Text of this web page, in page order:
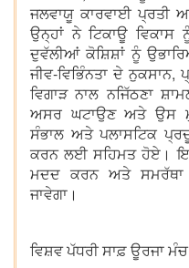
ਜਲਵਾਯੂ ਕਾਰਵਾਈ ਪ੍ਰਤੀ
ਉਨ੍ਹਾਂ ਨੇ ਟਿਕਾਊ
ਦੁਵੱਲੀਆਂ ਕੋਸ਼ਿਸ਼ਾਂ ਨੂੰ
ਜੀਵ-ਵਿਭਿੰਨਤਾ ਦੇ
ਵਿਗਾੜ ਨਾਲ ਨਜਿੱਠਣਾ
ਅਸਰ ਘਟਾਉਣ ਅਤੇ ਉਸ
ਸੰਭਾਲ ਅਤੇ ਪਲਾਸਟਿਕ
ਕਰਨ ਲਈ ਸਹਿਮਤ ਹੋਏ।
ਮਦਦ ਕਰਨ ਅਤੇ ਸਮਰੱਥਾ
ਜਾਵੇਗਾ।
ਵਿਸ਼ਵ ਪੱਧਰੀ ਸਾਫ਼ ਊਰਜਾ ਮੰਚ